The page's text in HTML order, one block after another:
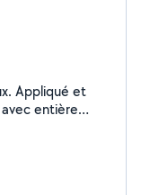
Appliqué et
entière